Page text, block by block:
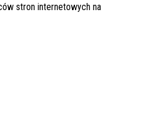
stron internetowych na